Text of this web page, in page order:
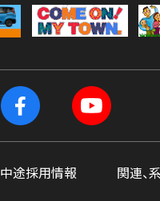
中途採用情報 関連、